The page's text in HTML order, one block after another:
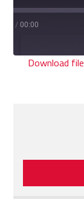
00:00
/
Download file